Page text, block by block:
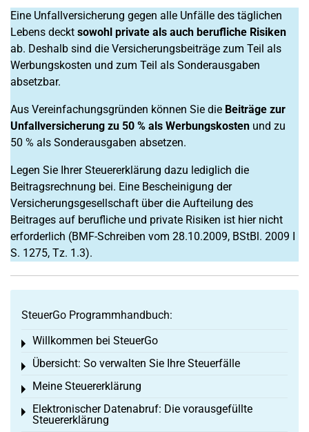
Eine Unfallversicherung gegen alle Unfälle des täglichen
Lebens deckt sowohl private als auch berufliche Risiken
ab. Deshalb sind die Versicherungsbeiträge zum Teil als
Werbungskosten und zum Teil als Sonderausgaben
absetzbar.
Aus Vereinfachungsgründen können Sie die Beiträge zur
Unfallversicherung zu 50 % als Werbungskosten und zu
50 % als Sonderausgaben absetzen.
Legen Sie Ihrer Steuererklärung dazu lediglich die
Beitragsrechnung bei. Eine Bescheinigung der
Versicherungsgesellschaft über die Aufteilung des
Beitrages auf berufliche und private Risiken ist hier nicht
erforderlich (BMF-Schreiben vom 28.10.2009, BStBl. 2009 I
S. 1275, Tz. 1.3).
SteuerGo Programmhandbuch:
Willkommen bei SteuerGo
Toggle menu
Übersicht: So verwalten Sie Ihre Steuerfälle
Toggle menu
Meine Steuererklärung
Toggle menu
Elektronischer Datenabruf: Die vorausgefüllte
Steuererklärung
Toggle menu